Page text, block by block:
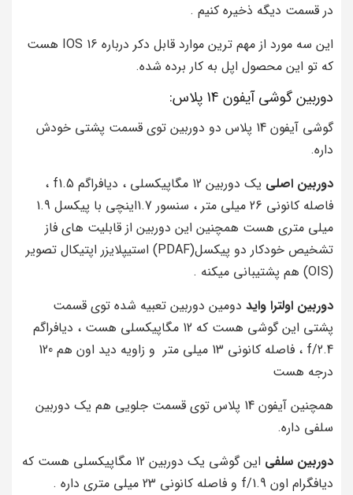
در قسمت دیگه ذخیره کنیم .
این سه مورد از مهم ترین موارد قابل دکر درباره IOS 16 هست
که تو این محصول اپل به کار برده شده.
دوربین گوشی آیفون 14 پلاس:
گوشی آیفون 14 پلاس دو دوربین توی قسمت پشتی خودش
داره.
دوربین اصلی
یک دوربین 12 مگاپیکسلی ، دیافراگم f1.5 ،
فاصله کانونی 26 میلی متر ، سنسور 1.7اینچی با پیکسل 1.9
میلی متری هست همچنین این دوربین از قابلیت های فاز
تشخیص خودکار دو پیکسل(PDAF) استیپلایزر اپتیکال تصویر
(OIS) هم پشتیبانی میکنه .
دوربین اولترا واید دومین دوربین تعبیه شده توی قسمت
پشتی این گوشی هست که 12 مگاپیکسلی هست ، دیافراگم
f/2.4 ، فاصله کانونی 13 میلی متر و زاویه دید اون هم 120
درجه هست
همچنین آیفون 14 پلاس توی قسمت جلویی هم یک دوربین
سلفی داره.
دوربین سلفی
این گوشی یک دوربین 12 مگاپیکسلی هست که
دیافگرام اون f/1.9 و فاصله کانونی 23 میلی متری داره .